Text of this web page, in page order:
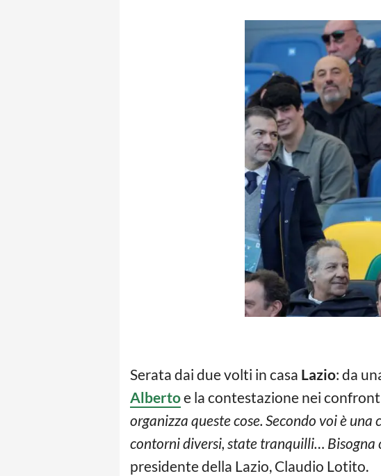
Serata dai due volti in casa Lazio: da
Albertoe la contestazione nei
organizza queste cose. Secondo voi è una
contorni diversi, state tranquilli… Bisogna
presidente della Lazio, Claudio Lotito.